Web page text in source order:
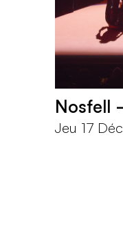
Nosfell
Jeu 17